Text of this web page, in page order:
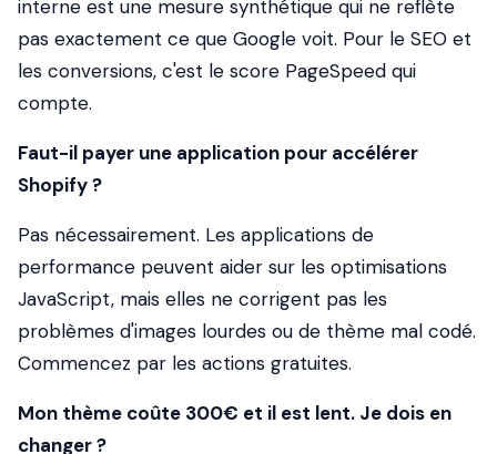
interne est une mesure synthétique qui ne reflète
pas exactement ce que Google voit. Pour le SEO et
les conversions, c'est le score PageSpeed qui
compte.
Faut-il payer une application pour accélérer
Shopify ?
Pas nécessairement. Les applications de
performance peuvent aider sur les optimisations
JavaScript, mais elles ne corrigent pas les
problèmes d'images lourdes ou de thème mal codé.
Commencez par les actions gratuites.
Mon thème coûte 300€ et il est lent. Je dois en
changer ?